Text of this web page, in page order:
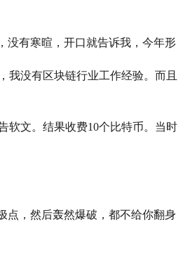
没有寒暄，开口就告诉我，今年形
我没有区块链行业工作经验。而且
软文。结果收费10个比特币。当时
点，然后轰然爆破，都不给你翻身